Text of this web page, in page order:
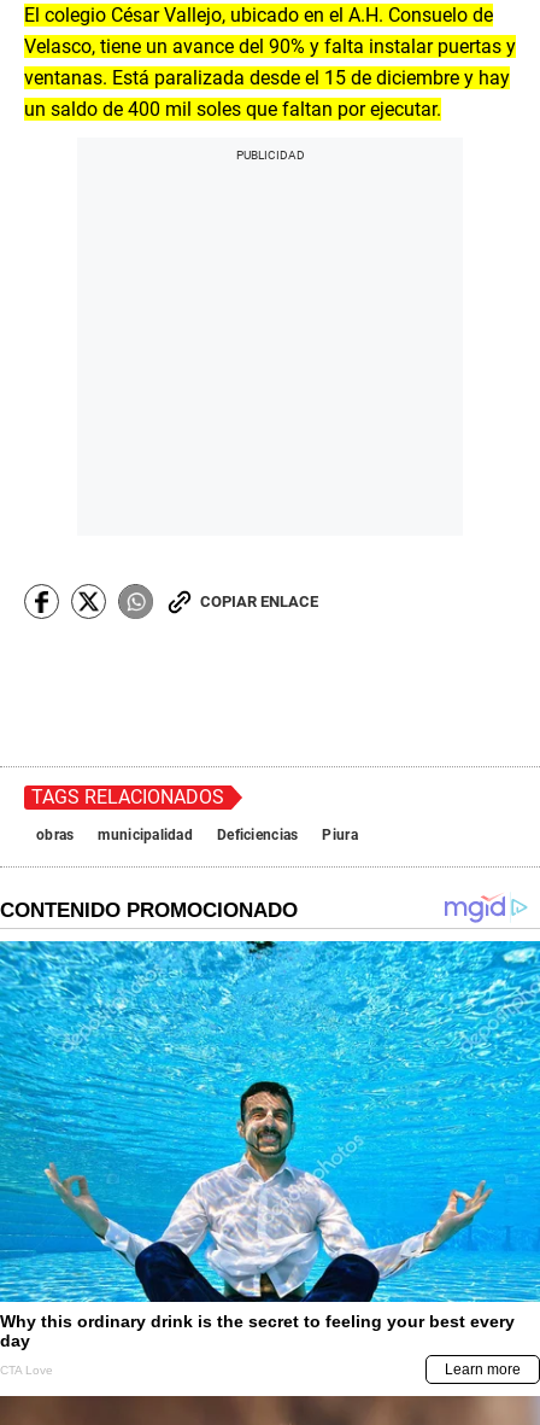
El colegio César Vallejo, ubicado en el A.H. Consuelo de
Velasco, tiene un avance del 90% y falta instalar puertas y
ventanas. Está paralizada desde el 15 de diciembre y hay
un saldo de 400 mil soles que faltan por ejecutar.
COPIAR ENLACE
TAGS RELACIONADOS
obras municipalidad Deficiencias Piura